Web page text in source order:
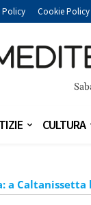
Policy Cookie Policy
CULTURA